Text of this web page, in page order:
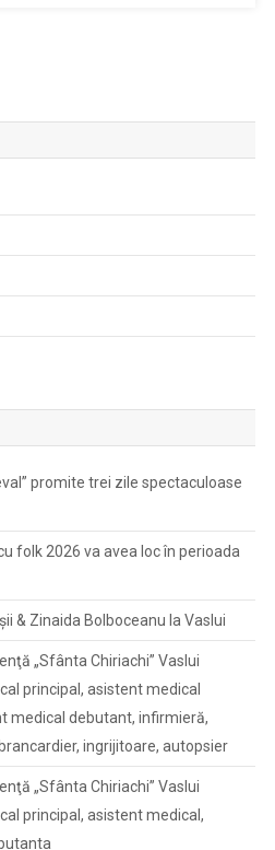
promite trei zile spectaculoase
folk 2026 va avea loc în perioada
& Zinaida Bolboceanu la Vaslui
„Sfânta Chiriachi” Vaslui
principal, asistent medical
medical debutant, infirmieră,
ingrijitoare, autopsier
„Sfânta Chiriachi” Vaslui
principal, asistent medical,